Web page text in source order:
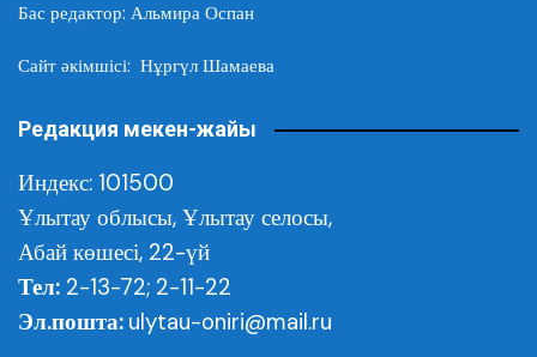
Бас редактор: Альмира Оспан
Сайт әкімшісі: Нұргүл Шамаева
Редакция мекен-жайы
Индекс: 101500
Ұлытау облысы, Ұлытау селосы,
Абай көшесі, 22-үй
Тел: 2-13-72; 2-11-22
Эл.пошта: ulytau-oniri@mail.ru